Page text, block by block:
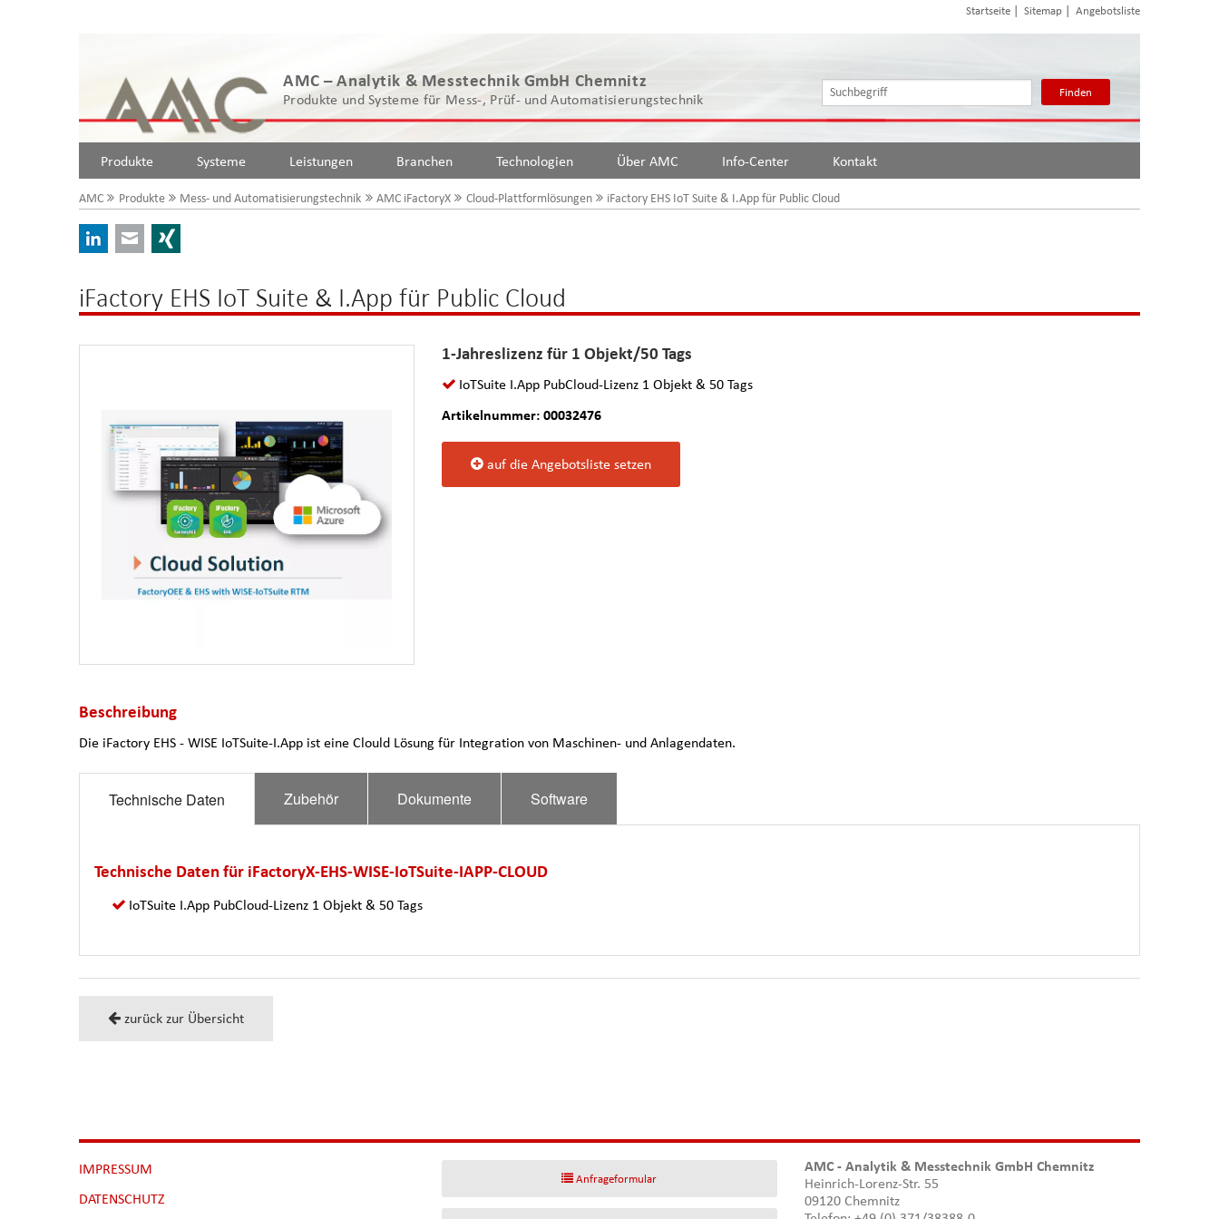
Startseite Sitemap Angebotsliste
AMC – Analytik & Messtechnik GmbH Chemnitz
Produkte und Systeme für Mess-, Prüf- und Automatisierungstechnik Finden
Produkte Systeme Leistungen Branchen Technologien Über AMC Info-Center Kontakt
AMC Produkte Mess- und Automatisierungstechnik AMC iFactoryX Cloud-Plattformlösungen iFactory EHS IoT Suite & I.App für Public Cloud
LinkedInE-mail
iFactory EHS IoT Suite & I.App für Public Cloud
1-Jahreslizenz für 1 Objekt/50 Tags
IoTSuite I.App PubCloud-Lizenz 1 Objekt & 50 Tags
Artikelnummer: 00032476
auf die Angebotsliste setzen
Beschreibung
Die iFactory EHS - WISE IoTSuite-I.App ist eine Clould Lösung für Integration von Maschinen- und Anlagendaten.
Technische Daten Zubehör Dokumente Software
Technische Daten für iFactoryX-EHS-WISE-IoTSuite-IAPP-CLOUD
IoTSuite I.App PubCloud-Lizenz 1 Objekt & 50 Tags
zurück zur Übersicht
NAVIGATION
ÜBERSPRINGEN
IMPRESSUM
DATENSCHUTZ
Anfrageformular
AMC - Analytik & Messtechnik GmbH Chemnitz
Heinrich-Lorenz-Str. 55
09120 Chemnitz